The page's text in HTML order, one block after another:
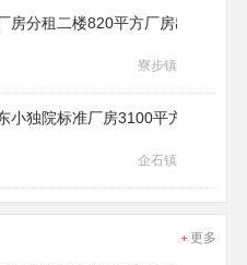
房分租二楼820平方厂房出租
寮步镇
小独院标准厂房3100平方厂房出租
企石镇
更多